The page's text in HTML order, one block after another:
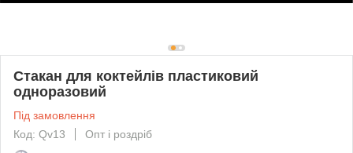
Стакан для коктейлів пластиковий
одноразовий
Під замовлення
Код: Qv13
Опт і роздріб